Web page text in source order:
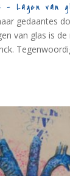
– Lagen van
gedaantes
van glas is de